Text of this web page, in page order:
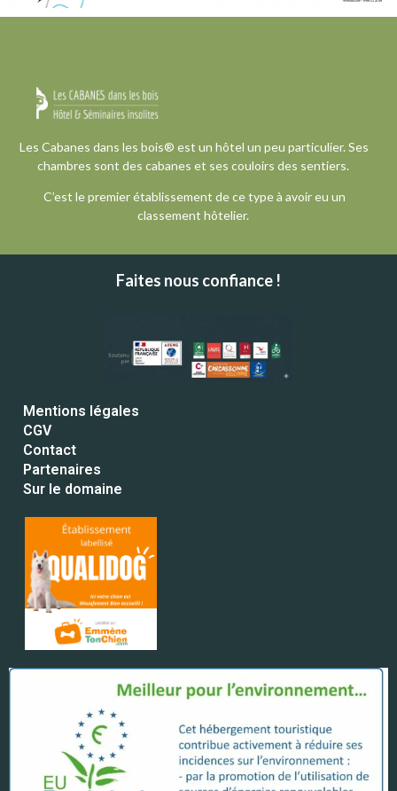
Les Cabanes dans les bois® est un hôtel un peu particulier. Ses
chambres sont des cabanes et ses couloirs des sentiers.
C’est le premier établissement de ce type à avoir eu un
classement hôtelier.
Faites nous confiance !
Mentions légales
CGV
Contact
Partenaires
Sur le domaine